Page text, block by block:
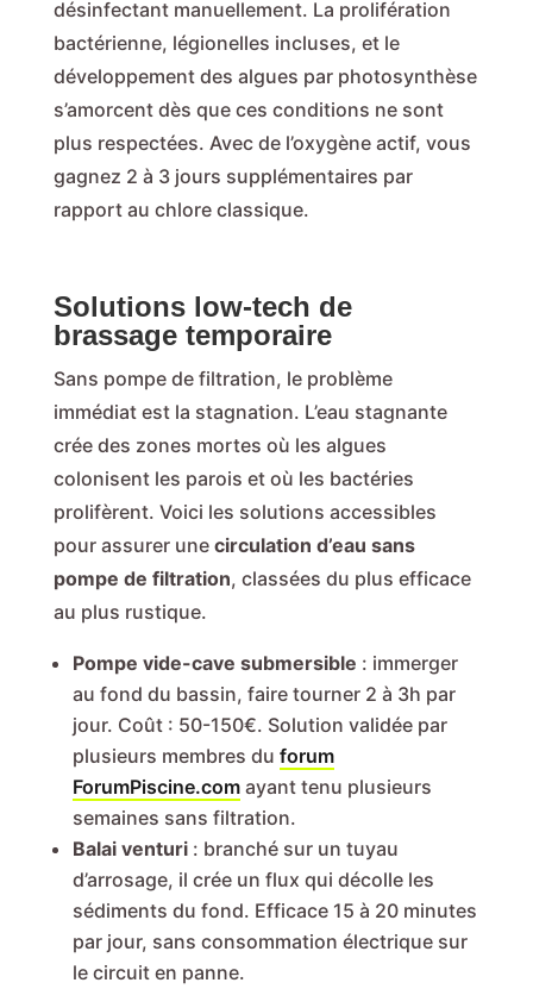
désinfectant manuellement. La prolifération
bactérienne, légionelles incluses, et le
développement des algues par photosynthèse
s’amorcent dès que ces conditions ne sont
plus respectées. Avec de l’oxygène actif, vous
gagnez 2 à 3 jours supplémentaires par
rapport au chlore classique.
Solutions low-tech de
brassage temporaire
Sans pompe de filtration, le problème
immédiat est la stagnation. L’eau stagnante
crée des zones mortes où les algues
colonisent les parois et où les bactéries
prolifèrent. Voici les solutions accessibles
pour assurer une circulation d’eau sans
pompe de filtration, classées du plus efficace
au plus rustique.
Pompe vide-cave submersible : immerger
au fond du bassin, faire tourner 2 à 3h par
jour. Coût : 50-150€. Solution validée par
plusieurs membres du forum
ForumPiscine.comayant tenu plusieurs
semaines sans filtration.
Balai venturi: branché sur un tuyau
d’arrosage, il crée un flux qui décolle les
sédiments du fond. Efficace 15 à 20 minutes
par jour, sans consommation électrique sur
le circuit en panne.